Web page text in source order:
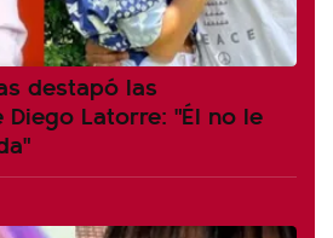
destapó las
Latorre: "Él no le